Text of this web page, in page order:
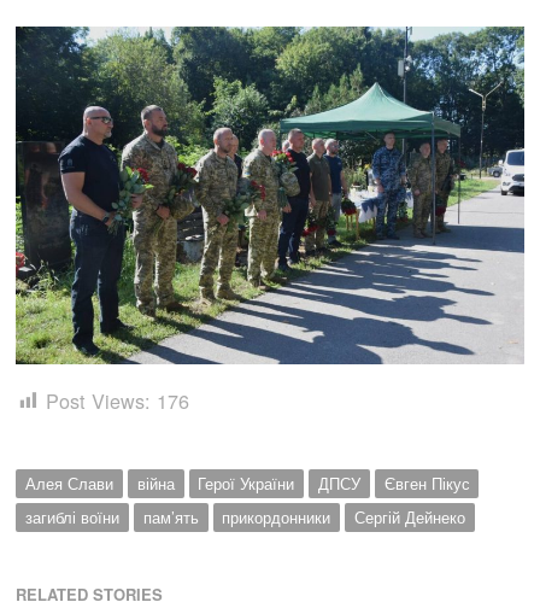
Post Views: 176
Алея Слави війна Герої України ДПСУ
Євген Пікус
загиблі воїни
пам’ять прикордонники Сергій Дейнеко
RELATED STORIES